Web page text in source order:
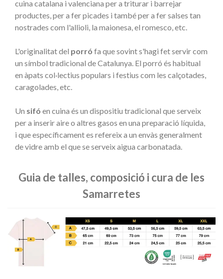
cuina catalana i valenciana per a triturar i barrejar
productes, per a fer picades i també per a fer salses tan
nostrades com l'allioli, la maionesa, el romesco, etc.
L'originalitat del porró fa que sovint s'hagi fet servir com
un símbol tradicional de Catalunya. El porró és habitual
en àpats col·lectius populars i festius com les calçotades,
caragolades, etc.
Un sifó en cuina és un dispositiu tradicional que serveix
per a inserir aire o altres gasos en una preparació líquida,
i que específicament es refereix a un envàs generalment
de vidre amb el que se serveix aigua carbonatada.
Guia de talles, composició i cura de les
Samarretes